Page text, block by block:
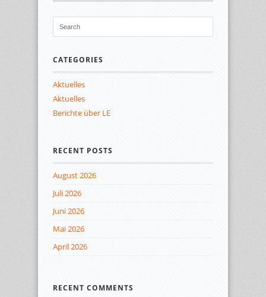
CATEGORIES
Aktuelles
Aktuelles
Berichte über LE
RECENT POSTS
August 2026
Juli 2026
Juni 2026
Mai 2026
April 2026
RECENT COMMENTS